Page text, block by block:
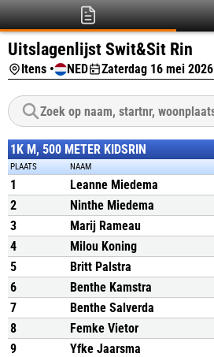
Uitslagenlijst Swit&Sit Rin
Itens • NED Zaterdag 16 mei 2026
1K M, 500 METER KIDSRIN
PLAATS NAAM
1 Leanne Miedema
2
Ninthe Miedema
3
Marij Rameau
4
Milou Koning
5
Britt Palstra
6
Benthe Kamstra
7
Benthe Salverda
8
Femke Vietor
9
Yfke Jaarsma